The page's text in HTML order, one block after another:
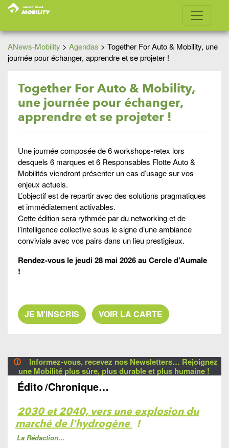
ANews-Mobility > Agendas > Together For Auto & Mobility, une
journée pour échanger, apprendre et se projeter !
Together For Auto & Mobility,
une journée pour échanger,
apprendre et se projeter !
Une journée composée de 6 workshops-retex lors
desquels 6 marques et 6 Responsables Flotte Auto &
Mobilités viendront présenter un cas d’usage sur vos
enjeux actuels.
L’objectif est de repartir avec des solutions pragmatiques
et immédiatement activables.
Cette édition sera rythmée par du networking et de
l’intelligence collective sous le signe d’une ambiance
conviviale avec vos pairs dans un lieu prestigieux.
Rendez-vous le jeudi 28 mai 2026 au Cercle d’Aumale
!
JE M'INSCRIS VOIR LA CARTE
🛈
Informez-vous, recevez nos Newsletters… Rejoignez
une Mobilité plus sûre, plus durable et plus humaine !
Édito/Chronique…
2030 et 2040, vers une explosion du
marché de l'hydrogène !
La Rédaction…